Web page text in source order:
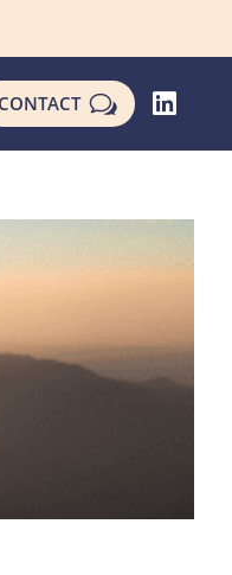
w
CONTACT 